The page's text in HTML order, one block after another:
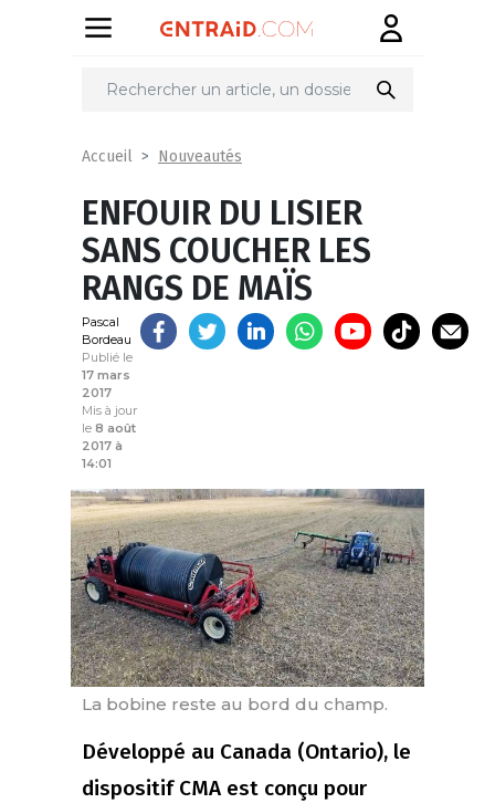
Partager
Accueil Nouveautés
ENFOUIR DU LISIER
SANS COUCHER LES
RANGS DE MAÏS
Pascal
Bordeau
Publié le
17 mars
2017
Mis à jour
le 8 août
2017 à
14:01
La bobine reste au bord du champ.
Développé au Canada (Ontario), le
dispositif CMA est conçu pour